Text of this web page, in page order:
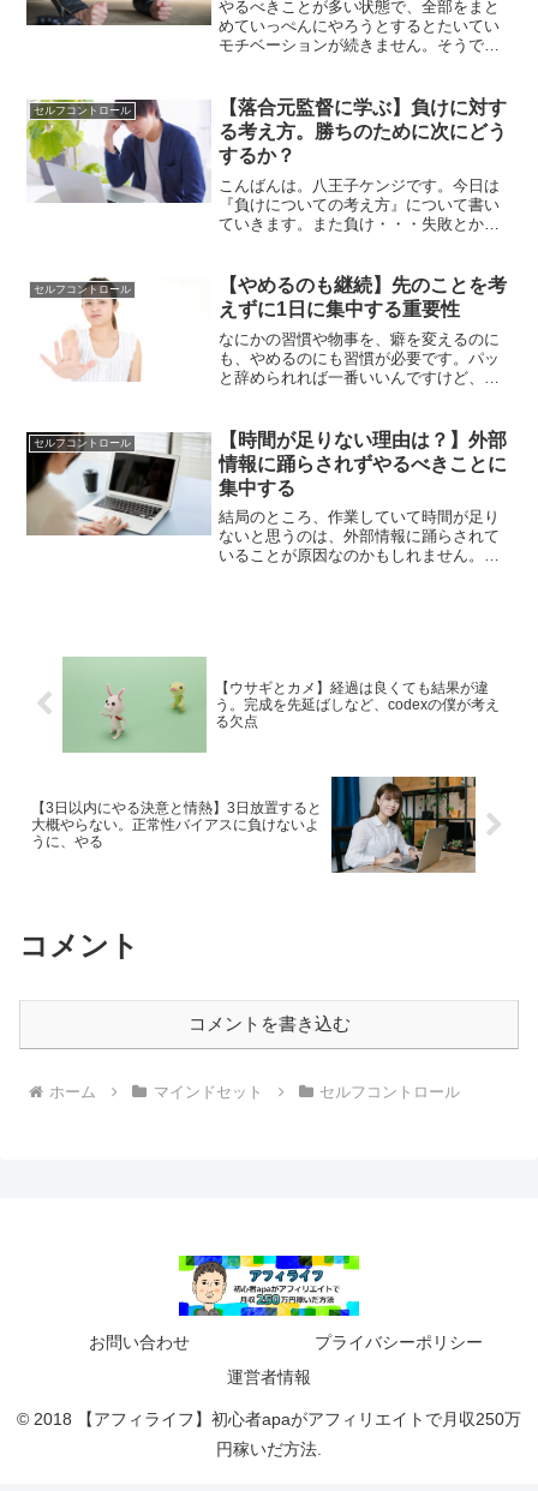
やるべきことが多い状態で、全部をまと
めていっぺんにやろうとするとたいてい
モチベーションが続きません。そうでは
思います。
セルフコントロール
【落合元監督に学ぶ】負けに対す
る考え方。勝ちのために次にどう
するか？
こんばんは。八王子ケンジです。今日は
『負けについての考え方』について書い
ていきます。また負け・・・失敗とか、
監督が言っていたことの影響です。もち
ろん、野球の場合とは話が...
セルフコントロール
【やめるのも継続】先のことを考
えずに1日に集中する重要性
なにかの習慣や物事を、癖を変えるのに
も、やめるのにも習慣が必要です。パッ
と辞められれば一番いいんですけど、案
るのに必要な継続について書いていま
す。
セルフコントロール
【時間が足りない理由は？】外部
情報に踊らされずやるべきことに
集中する
結局のところ、作業していて時間が足り
ないと思うのは、外部情報に踊らされて
いることが原因なのかもしれません。ま
【ウサギとカメ】経過は良くても結果が違
う。完成を先延ばしなど、codexの僕が考え
る欠点
【3日以内にやる決意と情熱】3日放置すると
大概やらない。正常性バイアスに負けないよ
うに、やる
コメント
コメントを書き込む
ホーム マインドセット セルフコントロール
お問い合わせ
プライバシーポリシー
運営者情報
© 2018 【アフィライフ】初心者apaがアフィリエイトで月収250万
円稼いだ方法.